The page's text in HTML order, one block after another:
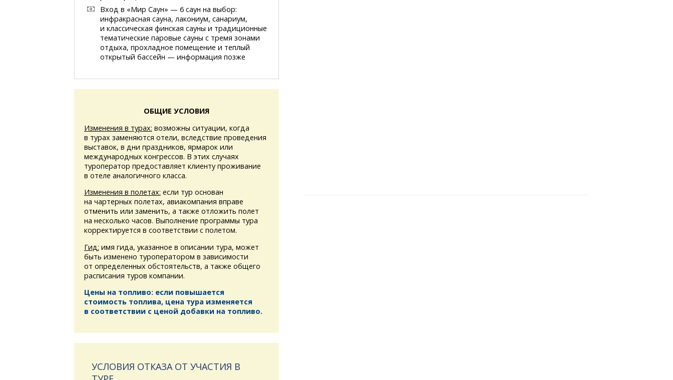
Вход в «Мир Саун» — 6 саун на выбор:
инфракрасная сауна, лакониум, санариум,
и классическая финская сауны и традиционные
тематические паровые сауны с тремя зонами
отдыха, прохладное помещение и теплый
открытый бассейн — информация позже
ОБЩИЕ УСЛОВИЯ
Изменения в турах: возможны ситуации, когда
в турах заменяются отели, вследствие проведения
выставок, в дни праздников, ярмарок или
международных конгрессов. В этих случаях
туроператор предоставляет клиенту проживание
в отеле аналогичного класса.
Изменения в полетах: если тур основан
на чартерных полетах, авиакомпания вправе
отменить или заменить, а также отложить полет
на несколько часов. Выполнение программы тура
корректируется в соответствии с полетом.
Гид: имя гида, указанное в описании тура, может
быть изменено туроператором в зависимости
от определенных обстоятельств, а также общего
расписания туров компании.
Цены на топливо: если повышается
стоимость топлива, цена тура изменяется
в соответствии с ценой добавки на топливо.
УСЛОВИЯ ОТКАЗА ОТ УЧАСТИЯ В